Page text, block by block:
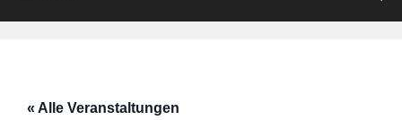
« Alle Veranstaltungen